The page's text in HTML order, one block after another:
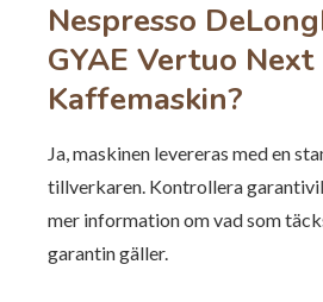
Nespresso
GYAE Vertuo Next
Kaffemaskin?
Ja, maskinen levereras med en
tillverkaren. Kontrollera
mer information om vad som
garantin gäller.